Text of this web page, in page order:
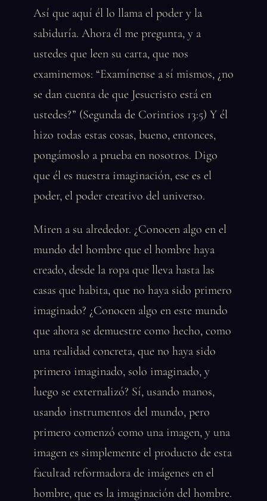
Así que aquí él lo llama el poder y la
sabiduría. Ahora él me pregunta, y a
ustedes que leen su carta, que nos
examinemos: “Examínense a sí mismos, ¿no
se dan cuenta de que Jesucristo está en
ustedes?” (Segunda de Corintios 13:5) Y él
hizo todas estas cosas, bueno, entonces,
pongámoslo a prueba en nosotros. Digo
que él es nuestra imaginación, ese es el
poder, el poder creativo del universo.
Miren a su alrededor. ¿Conocen algo en el
mundo del hombre que el hombre haya
creado, desde la ropa que lleva hasta las
casas que habita, que no haya sido primero
imaginado? ¿Conocen algo en este mundo
que ahora se demuestre como hecho, como
una realidad concreta, que no haya sido
primero imaginado, solo imaginado, y
luego se externalizó? Sí, usando manos,
usando instrumentos del mundo, pero
primero comenzó como una imagen, y una
imagen es simplemente el producto de esta
facultad reformadora de imágenes en el
hombre, que es la imaginación del hombre.